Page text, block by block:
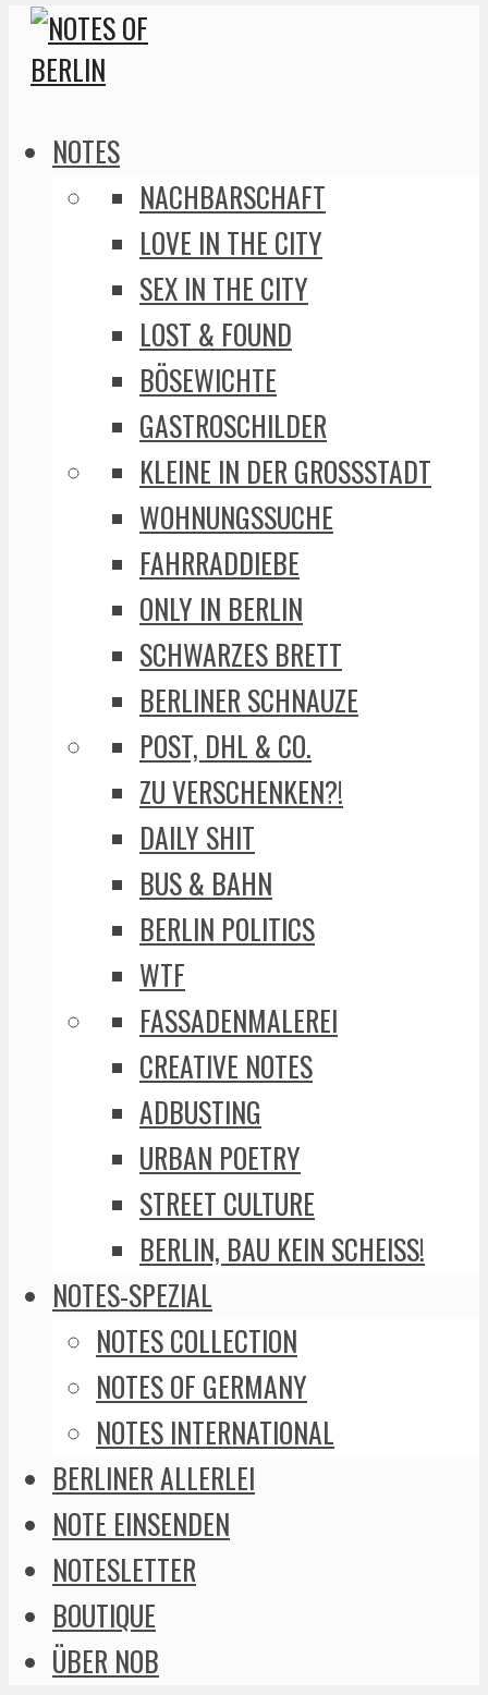
NOTES
NACHBARSCHAFT
LOVE IN THE CITY
SEX IN THE CITY
LOST & FOUND
BÖSEWICHTE
GASTROSCHILDER
KLEINE IN DER GROSSSTADT
WOHNUNGSSUCHE
FAHRRADDIEBE
ONLY IN BERLIN
SCHWARZES BRETT
BERLINER SCHNAUZE
POST, DHL & CO.
ZU VERSCHENKEN?!
DAILY SHIT
BUS & BAHN
BERLIN POLITICS
WTF
FASSADENMALEREI
CREATIVE NOTES
ADBUSTING
URBAN POETRY
STREET CULTURE
BERLIN, BAU KEIN SCHEISS!
NOTES-SPEZIAL
NOTES COLLECTION
NOTES OF GERMANY
NOTES INTERNATIONAL
BERLINER ALLERLEI
NOTE EINSENDEN
NOTESLETTER
BOUTIQUE
ÜBER NOB